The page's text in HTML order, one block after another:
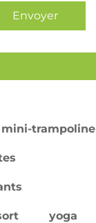
Envoyer
mini-trampoline
yoga